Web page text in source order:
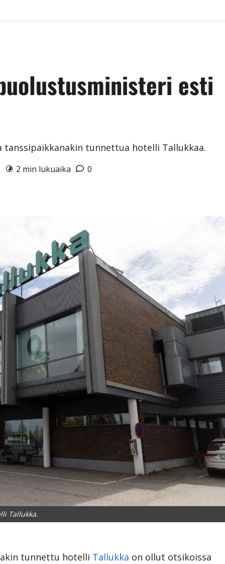
esti
tunnettua hotelli Tallukkaa.
2 min lukuaika 0
Tallukka.
tunnettu hotelli Tallukka on ollut otsikoissa